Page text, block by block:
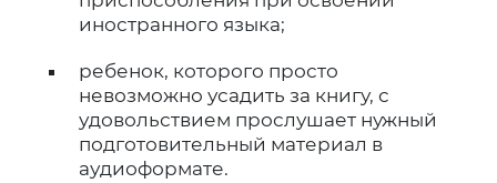
иностранного языка;
ребенок, которого просто
невозможно усадить за книгу, с
удовольствием прослушает нужный
подготовительный материал в
аудиоформате.